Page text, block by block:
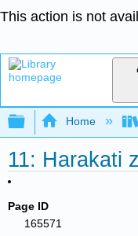
This action is not
Expand/
Home
11: Harakati
Page ID
165571